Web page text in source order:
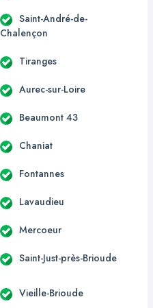
Saint-André-de-
Chalençon
Tiranges
Aurec-sur-Loire
Beaumont 43
Chaniat
Fontannes
Lavaudieu
Mercoeur
Saint-Just-près-Brioude
Vieille-Brioude